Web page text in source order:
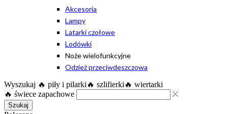
Akcesoria
Lampy
Latarki czołowe
Lodówki
Noże wielofunkcyjne
Odzież przeciwdeszczowa
Wyszukaj 🔥 piły i pilarki 🔥 szlifierki 🔥 wiertarki
🔥 świece zapachowe
Szukaj